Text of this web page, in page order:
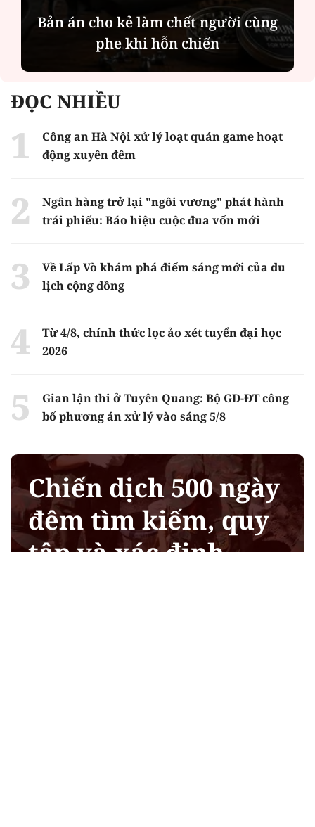
Tín hiệu nợ phía sau lợi nhuận tăng
mạnh của MBBank
ĐỌC NHIỀU
Công an Hà Nội xử lý loạt quán game hoạt
động xuyên đêm
Ngân hàng trở lại "ngôi vương" phát hành
trái phiếu: Báo hiệu cuộc đua vốn mới
Về Lấp Vò khám phá điểm sáng mới của du
lịch cộng đồng
Từ 4/8, chính thức lọc ảo xét tuyển đại học
2026
Gian lận thi ở Tuyên Quang: Bộ GD-ĐT công
bố phương án xử lý vào sáng 5/8
Chiến dịch 500 ngày
đêm tìm kiếm, quy
tập và xác định